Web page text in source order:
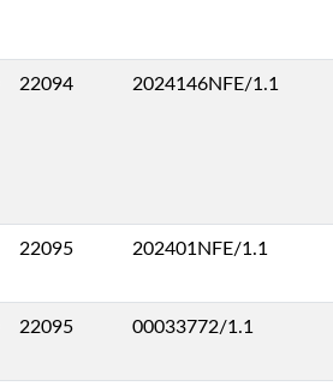
22094 2024146NFE/1.1
22095 202401NFE/1.1
22095 00033772/1.1